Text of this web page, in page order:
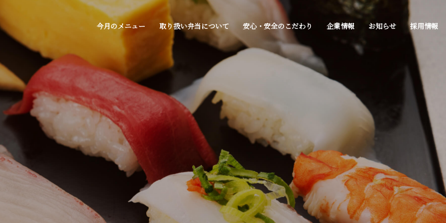
今月のメニュー 取り扱い弁当について 安心・安全のこだわり 企業情報 お知らせ 採用情報